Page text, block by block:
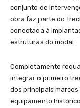
conjunto de
obra faz parte do
conectada à
estruturas do modal.
Completamente
integrar o primeiro
dos principais
equipamento